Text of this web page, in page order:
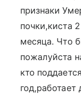
признаки
почки,киста
месяца. Что
пожалуйста
кто